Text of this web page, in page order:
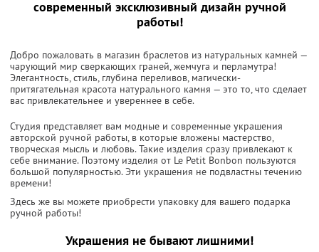
современный эксклюзивный дизайн ручной
работы!
Добро пожаловать в магазин браслетов из натуральных камней —
чарующий мир сверкающих граней, жемчуга и перламутра!
Элегантность, стиль, глубина переливов, магически-
притягательная красота натурального камня — это то, что сделает
вас привлекательнее и увереннее в себе.
Студия представляет вам модные и современные украшения
авторской ручной работы, в которые вложены мастерство,
творческая мысль и любовь. Такие изделия сразу привлекают к
себе внимание. Поэтому изделия от Le Petit Bonbon пользуются
большой популярностью. Эти украшения не подвластны течению
времени!
Здесь же вы можете приобрести упаковку для вашего подарка
ручной работы!
Украшения не бывают лишними!